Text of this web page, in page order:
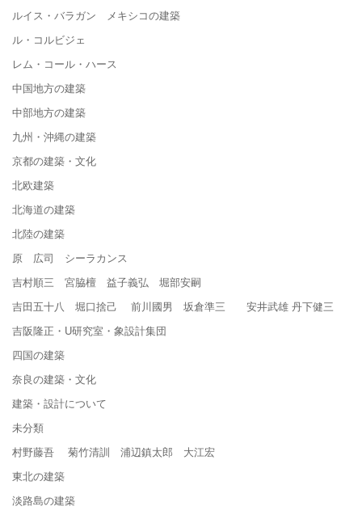
ルイス・バラガン メキシコの建築
ル・コルビジェ
レム・コール・ハース
中国地方の建築
中部地方の建築
九州・沖縄の建築
京都の建築・文化
北欧建築
北海道の建築
北陸の建築
原 広司 シーラカンス
吉村順三 宮脇檀 益子義弘 堀部安嗣
吉田五十八 堀口捨己 前川國男 坂倉準三 安井武雄 丹下健三
吉阪隆正・U研究室・象設計集団
四国の建築
奈良の建築・文化
建築・設計について
未分類
村野藤吾 菊竹清訓 浦辺鎮太郎 大江宏
東北の建築
淡路島の建築